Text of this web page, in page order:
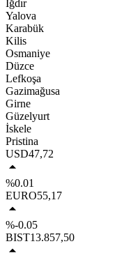
Iğdır
Yalova
Karabük
Kilis
Osmaniye
Düzce
Lefkoşa
Gazimağusa
Girne
Güzelyurt
İskele
Pristina
USD47,72
%0.01
EURO55,17
%-0.05
BIST13.857,50